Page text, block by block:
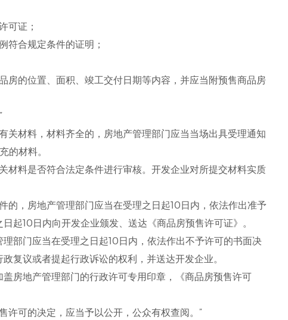
证；
合规定条件的证明；
位置、面积、竣工交付日期等内容，并应当附预售商品房
料，材料齐全的，房地产管理部门应当当场出具受理通知
的材料。
是否符合法定条件进行审核。开发企业对所提交材料实质
房地产管理部门应当在受理之日起10日内，依法作出准予
起10日内向开发企业颁发、送达《商品房预售许可证》。
部门应当在受理之日起10日内，依法作出不予许可的书面决
复议或者提起行政诉讼的权利，并送达开发企业。
房地产管理部门的行政许可专用印章，《商品房预售许可
的决定，应当予以公开，公众有权查阅。”